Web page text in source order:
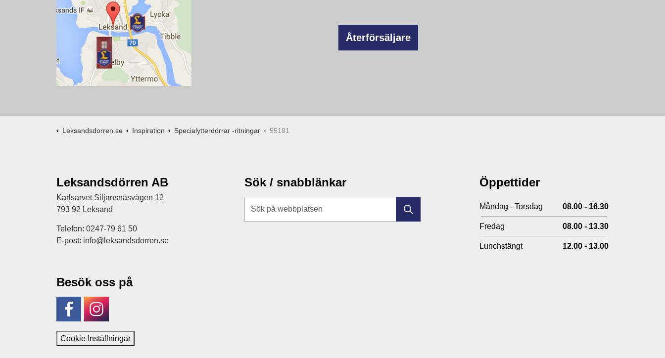
Återförsäljare
Leksandsdorren.se Inspiration Specialytterdörrar -ritningar 55181
Leksandsdörren AB
Karlsarvet Siljansnäsvägen 12
793 92 Leksand
Telefon: 0247-79 61 50
E-post: info@leksandsdorren.se
Sök / snabblänkar Öppettider
Måndag - Torsdag 08.00 - 16.30
Fredag 08.00 - 13.30
Lunchstängt 12.00 - 13.00
Besök oss på
FacebookInstagram
Cookie Inställningar